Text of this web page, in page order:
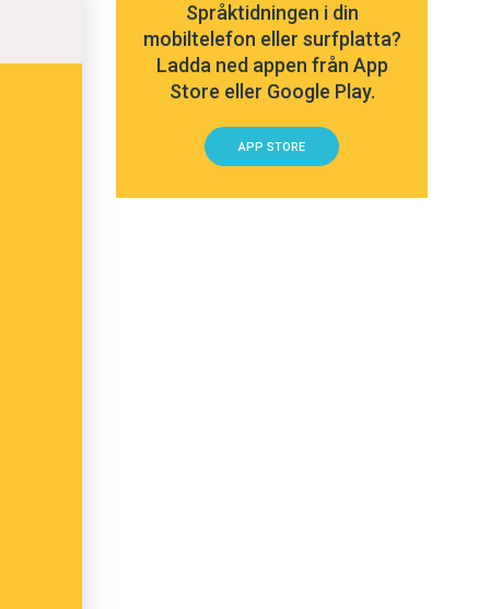
Språktidningen i din
mobiltelefon eller surfplatta?
Ladda ned appen från App
Store eller Google Play.
APP STORE